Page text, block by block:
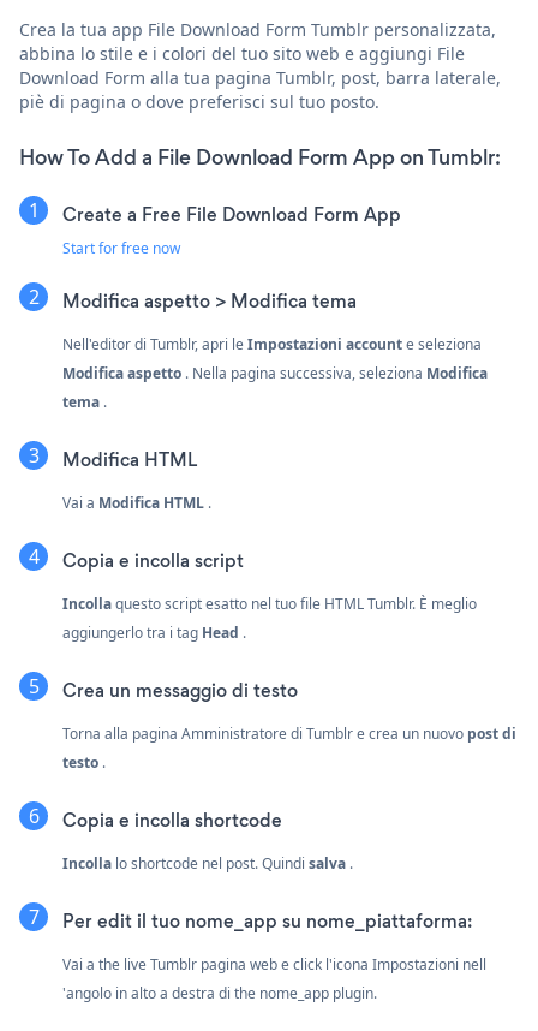
Crea la tua app File Download Form Tumblr personalizzata,
abbina lo stile e i colori del tuo sito web e aggiungi File
Download Form alla tua pagina Tumblr, post, barra laterale,
piè di pagina o dove preferisci sul tuo posto.
How To Add a File Download Form App on Tumblr:
Create a Free File Download Form App
Start for free now
Modifica aspetto > Modifica tema
Nell'editor di Tumblr, apri leImpostazioni accounte seleziona
Modifica aspetto . Nella pagina successiva, seleziona Modifica
tema .
Modifica HTML
Vai a Modifica HTML .
Copia e incolla script
Incollaquesto script esatto nel tuo file HTML Tumblr. È meglio
aggiungerlo tra i tag Head .
Crea un messaggio di testo
Torna alla pagina Amministratore di Tumblr e crea un nuovo post di
testo .
Copia e incolla shortcode
Incolla lo shortcode nel post. Quindi salva .
Per edit il tuo nome_app su nome_piattaforma:
Vai a the live Tumblr pagina web e click l'icona Impostazioni nell
'angolo in alto a destra di the nome_app plugin.